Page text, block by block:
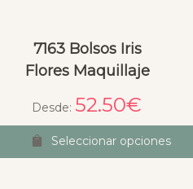
7163 Bolsos Iris
Flores Maquillaje
Desde: 52.50€
Seleccionar opciones